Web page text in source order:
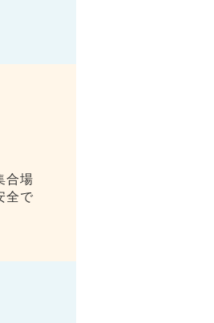
合場
全で